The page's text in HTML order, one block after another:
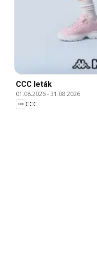
CCC leták
01.08.2026-31.08.2026
CCC